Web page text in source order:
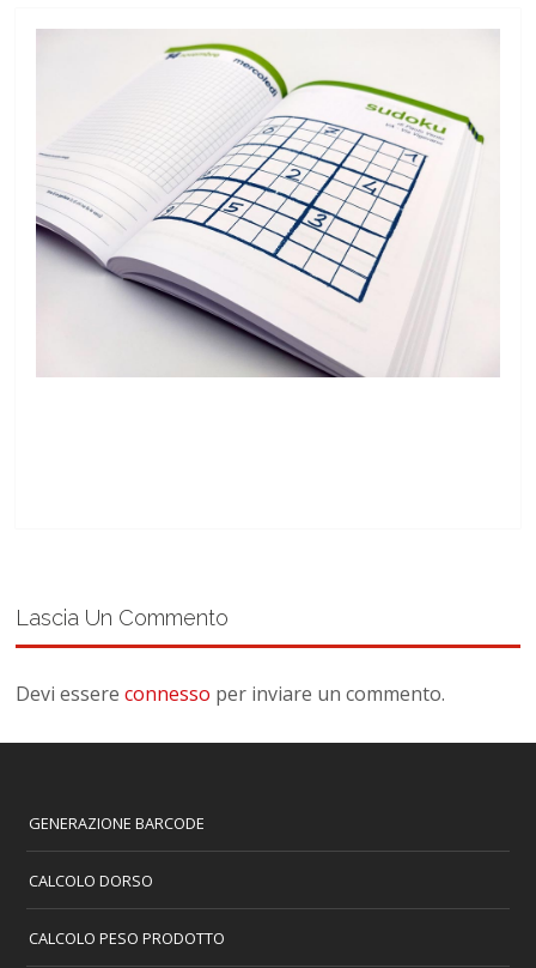
Lascia Un Commento
Devi essereconnesso per inviare un commento.
GENERAZIONE BARCODE
CALCOLO DORSO
CALCOLO PESO PRODOTTO